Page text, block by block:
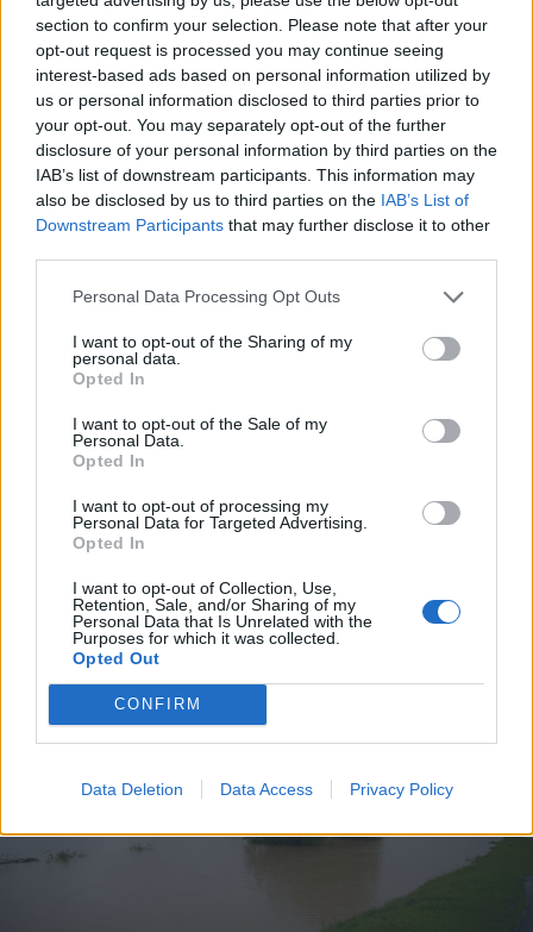
section to confirm your selection. Please note that after your
opt-out request is processed you may continue seeing
interest-based ads based on personal information utilized by
us or personal information disclosed to third parties prior to
your opt-out. You may separately opt-out of the further
disclosure of your personal information by third parties on the
IAB’s list of downstream participants. This information may
also be disclosed by us to third parties on the IAB’s List of
Downstream Participants that may further disclose it to other
Personal Data Processing Opt Outs
I want to opt-out of the Sharing of my
personal data.
Opted In
I want to opt-out of the Sale of my
Personal Data.
Opted In
I want to opt-out of processing my
Personal Data for Targeted Advertising.
Opted In
I want to opt-out of Collection, Use,
Retention, Sale, and/or Sharing of my
Personal Data that Is Unrelated with the
Purposes for which it was collected.
Opted Out
CONFIRM
Data Deletion Data Access Privacy Policy
2026. augusztus 07., péntek
Felelős hozzáállással el lehetne
fogadni a bértörvényt a következő
napokban az ügyvivő
miniszterelnök szerint